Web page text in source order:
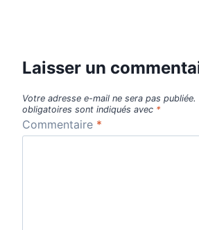
Laisser un
Votre adresse e-mail ne sera pas publiée.
obligatoires sont indiqués avec *
Commentaire *